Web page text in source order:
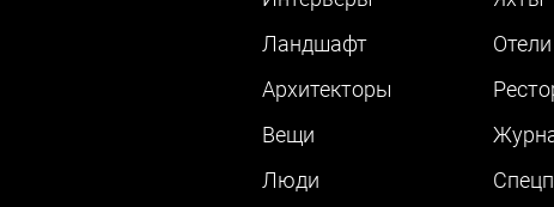
Ландшафт
Архитекторы
Вещи
Люди
Отели